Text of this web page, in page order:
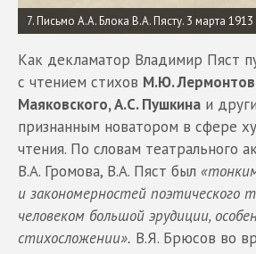
7. Письмо А.А. Блока В.А. Пясту. 3 марта
Как декламатор Владимир Пяст
с чтением стихов М.Ю.
Маяковского, А.С. Пушкина и
признанным новатором в сфере
чтения. По словам театрального
В.А. Громова, В.А. Пяст был
и закономерностей поэтического
человеком большой эрудиции,
стихосложении». В.Я. Брюсов во